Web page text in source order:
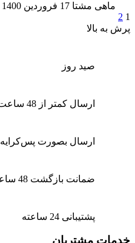
ماهی مشتا 17 فروردین 1400
1
2
پرش به بالا
صید روز
ارسال کمتر از 48 ساعت
ارسال بصورت پس‌کرایه
ضمانت بازگشت 48 ساعته
پشتیبانی 24 ساعته
خدمات مشتریان